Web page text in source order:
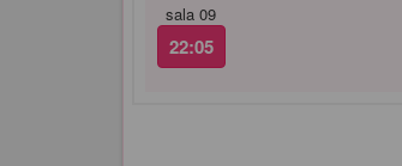
sala 09
22:05